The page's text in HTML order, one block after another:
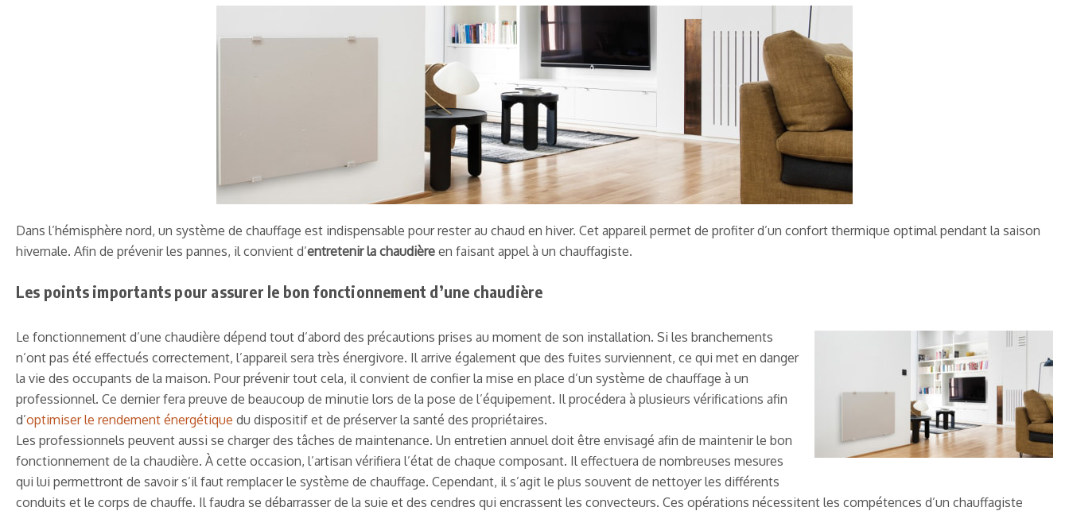
Dans l’hémisphère nord, un système de chauffage est indispensable pour rester au chaud en hiver. Cet appareil permet de profiter d’un confort thermique optimal pendant la saison
hivernale. Afin de prévenir les pannes, il convient d’entretenir la chaudière en faisant appel à un chauffagiste.
Les points importants pour assurer le bon fonctionnement d’une chaudière
Le fonctionnement d’une chaudière dépend tout d’abord des précautions prises au moment de son installation. Si les branchements
n’ont pas été effectués correctement, l’appareil sera très énergivore. Il arrive également que des fuites surviennent, ce qui met en danger
la vie des occupants de la maison. Pour prévenir tout cela, il convient de confier la mise en place d’un système de chauffage à un
professionnel. Ce dernier fera preuve de beaucoup de minutie lors de la pose de l’équipement. Il procédera à plusieurs vérifications afin
d’optimiser le rendement énergétique du dispositif et de préserver la santé des propriétaires.
Les professionnels peuvent aussi se charger des tâches de maintenance. Un entretien annuel doit être envisagé afin de maintenir le bon
fonctionnement de la chaudière. À cette occasion, l’artisan vérifiera l’état de chaque composant. Il effectuera de nombreuses mesures
qui lui permettront de savoir s’il faut remplacer le système de chauffage. Cependant, il s’agit le plus souvent de nettoyer les différents
conduits et le corps de chauffe. Il faudra se débarrasser de la suie et des cendres qui encrassent les convecteurs. Ces opérations nécessitent les compétences d’un chauffagiste